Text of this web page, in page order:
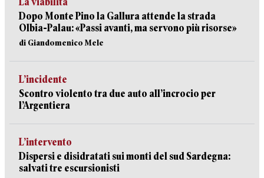
Dopo Monte Pino la Gallura attende la strada
Olbia-Palau: «Passi avanti, ma servono più risorse»
di Giandomenico Mele
L’incidente
Scontro violento tra due auto all’incrocio per
l’Argentiera
L’intervento
Dispersi e disidratati sui monti del sud Sardegna:
salvati tre escursionisti